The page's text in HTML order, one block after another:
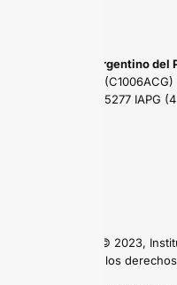
Instituto Argentino del
Maipú 639
Tel: (54 11) 5277 IAPG
Copyright © 2023,
Gas, todos los